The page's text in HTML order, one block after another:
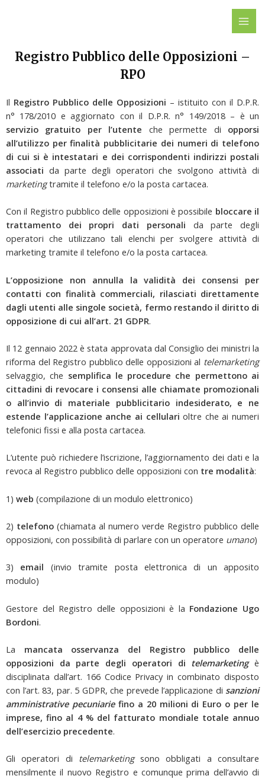
Registro Pubblico delle Opposizioni –
RPO
Il Registro Pubblico delle Opposizioni – istituito con il D.P.R.
n° 178/2010 e aggiornato con il D.P.R. n° 149/2018 – è un
servizio gratuito per l’utente che permette di opporsi
all’utilizzo per finalità pubblicitarie dei numeri di telefono
di cui si è intestatari e dei corrispondenti indirizzi postali
associati da parte degli operatori che svolgono attività di
marketingtramite il telefono e/o la posta cartacea.
Con il Registro pubblico delle opposizioni è possibile bloccare il
trattamento dei propri dati personali da parte degli
operatori che utilizzano tali elenchi per svolgere attività di
marketing tramite il telefono e/o la posta cartacea.
L’opposizione non annulla la validità dei consensi per
contatti con finalità commerciali, rilasciati direttamente
dagli utenti alle singole società, fermo restando il diritto di
opposizione di cui all’art. 21 GDPR.
Il 12 gennaio 2022 è stata approvata dal Consiglio dei ministri la
riforma del Registro pubblico delle opposizioni al telemarketing
selvaggio, che semplifica le procedure che permettono ai
cittadini di revocare i consensi alle chiamate promozionali
o all’invio di materiale pubblicitario indesiderato, e ne
estende l’applicazione anche ai cellulari oltre che ai numeri
telefonici fissi e alla posta cartacea.
L’utente può richiedere l’iscrizione, l’aggiornamento dei dati e la
revoca al Registro pubblico delle opposizioni con tre modalità:
1) web (compilazione di un modulo elettronico)
2) telefono (chiamata al numero verde Registro pubblico delle
opposizioni, con possibilità di parlare con un operatore umano)
3) email (invio tramite posta elettronica di un apposito
modulo)
Gestore del Registro delle opposizioni è la Fondazione Ugo
Bordoni.
La mancata osservanza del Registro pubblico delle
opposizioni da parte degli operatori di telemarketingè
disciplinata dall’art. 166 Codice Privacy in combinato disposto
con l’art. 83, par. 5 GDPR, che prevede l’applicazione di sanzioni
amministrative pecuniariefino a 20 milioni di Euro o per le
imprese, fino al 4 % del fatturato mondiale totale annuo
dell’esercizio precedente.
Gli operatori di telemarketingsono obbligati a consultare
mensilmente il nuovo Registro e comunque prima dell’avvio di